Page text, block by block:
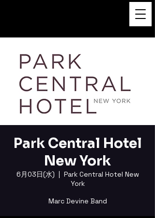
Park Central Hotel
New York
6月03日(水)
  |
Park Central Hotel New
York
Marc Devine Band